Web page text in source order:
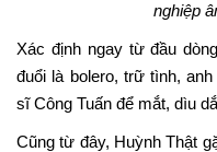
nghiệp
Xác định ngay từ đầu
đuổi là bolero, trữ tình,
sĩ Công Tuấn để mắt, dìu
Cũng từ đây, Huỳnh Thật